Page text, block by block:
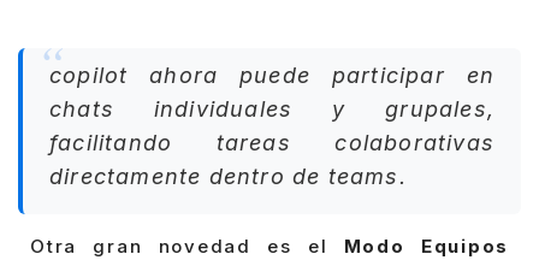
copilot ahora puede participar en
chats individuales y grupales,
facilitando tareas colaborativas
directamente dentro de teams.
Otra gran novedad es el Modo Equipos